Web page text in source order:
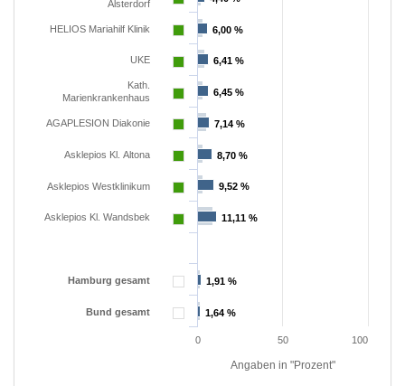
Angaben in "Prozent"
6,00 %
6,00 %
6,41 %
6,41 %
6,45 %
6,45 %
7,14 %
7,14 %
8,70 %
8,70 %
9,52 %
9,52 %
11,11 %
11,11 %
1,91 %
1,91 %
1,64 %
1,64 %
Alsterdorf
HELIOS Mariahilf Klinik
UKE
Kath.
Marienkrankenhaus
AGAPLESION Diakonie
Asklepios Kl. Altona
Asklepios Westklinikum
Asklepios Kl. Wandsbek
Hamburg gesamt
Bund gesamt
0 100
50